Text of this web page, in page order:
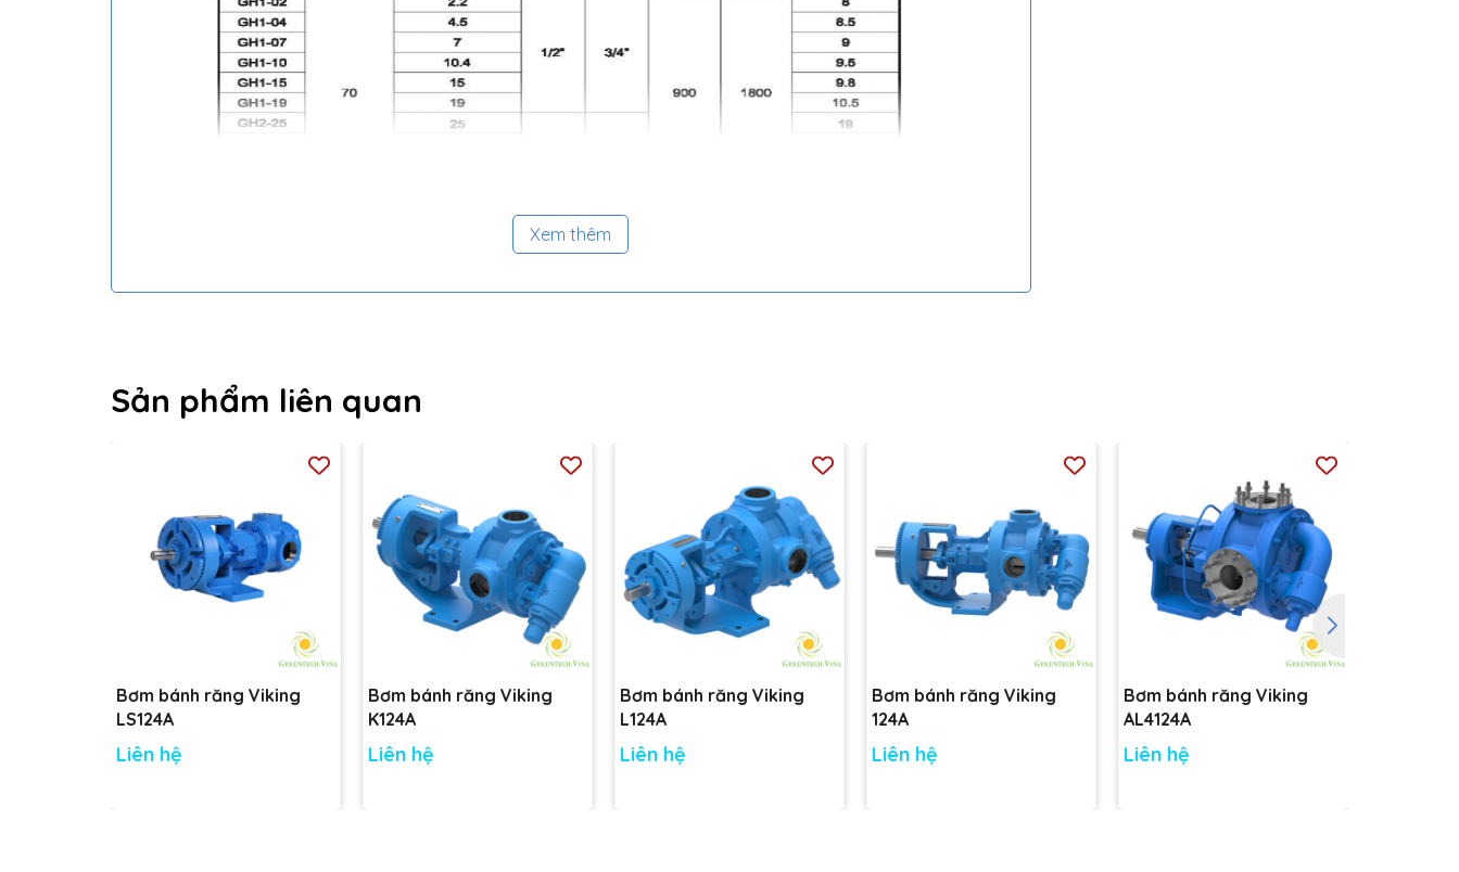
Ứng dụng trong ngành sản xuất ghế xe hơi, yên xe máy. mút xốp yên xe, sản xuất đế giày,…
Xem thêm
Sản phẩm liên quan
Bơm bánh răng Viking
LS124A
Liên hệ
Bơm bánh răng Viking
K124A
Liên hệ
Bơm bánh răng Viking
L124A
Liên hệ
Bơm bánh răng Viking
124A
Liên hệ
Bơm bánh răng Viking
AL4124A
Liên hệ